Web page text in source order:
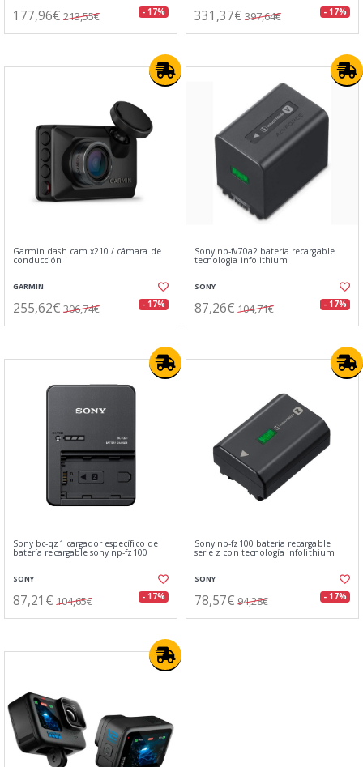
177,96€ 213,55€ - 17% 331,37€ 397,64€ - 17%
Garmin dash cam x210 / cámara de
conducción
GARMIN
255,62€ 306,74€ - 17%
Sony np-fv70a2 batería recargable
tecnologia infolithium
SONY
87,26€ 104,71€ - 17%
Sony bc-qz1 cargador específico de
batería recargable sony np-fz100
SONY
87,21€ 104,65€ - 17%
Sony np-fz100 batería recargable
serie z con tecnología infolithium
SONY
78,57€ 94,28€ - 17%